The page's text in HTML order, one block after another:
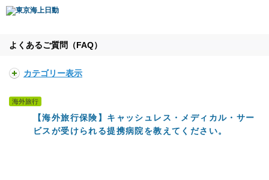
よくあるご質問（FAQ）
カテゴリー表示
海外旅行
【海外旅行保険】キャッシュレス・メディカル・サー
ビスが受けられる提携病院を教えてください。